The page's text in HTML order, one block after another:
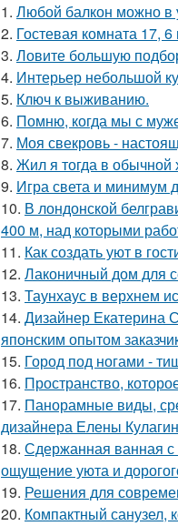
1. Любой балкон можно в
2. Гостевая комната 17,
3. Ловите большую
4. Интерьер небольшой
5. Ключ к выживанию.
6. Помню, когда мы с
7. Моя свекровь -
8. Жил я тогда в обычной
9. Игра света и минимум
10. В лондонской
400 м, над которыми
11. Как создать уют в
12. Лаконичный дом для
13. Таунхаус в верхнем
14. Дизайнер Екатерина
японским опытом
15. Город под ногами -
16. Пространство,
17. Панорамные виды,
дизайнера Елены
18. Сдержанная ванная с
ощущение уюта и
19. Решения для
20. Компактный санузел,